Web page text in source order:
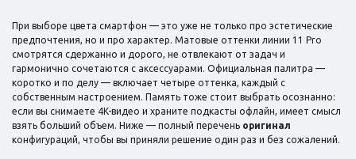
При выборе цвета смартфон — это уже не только про эстетические
предпочтения, но и про характер. Матовые оттенки линии 11 Pro
смотрятся сдержанно и дорого, не отвлекают от задач и
гармонично сочетаются с аксессуарами. Официальная палитра —
коротко и по делу — включает четыре оттенка, каждый с
собственным настроением. Память тоже стоит выбрать осознанно:
если вы снимаете 4K-видео и храните подкасты офлайн, имеет смысл
взять больший объем. Ниже — полный перечень оригинал
конфигураций, чтобы вы приняли решение один раз и без сожалений.